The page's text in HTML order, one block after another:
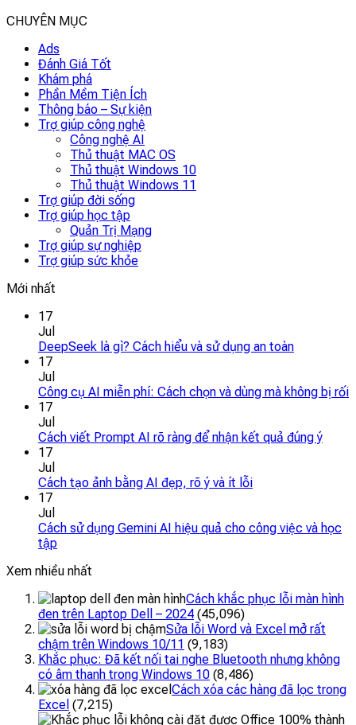
CHUYÊN MỤC
Ads
Đánh Giá Tốt
Khám phá
Phần Mềm Tiện Ích
Thông báo – Sự kiện
Trợ giúp công nghệ
Công nghệ AI
Thủ thuật MAC OS
Thủ thuật Windows 10
Thủ thuật Windows 11
Trợ giúp đời sống
Trợ giúp học tập
Quản Trị Mạng
Trợ giúp sự nghiệp
Trợ giúp sức khỏe
Mới nhất
17
Jul
DeepSeek là gì? Cách hiểu và sử dụng an toàn
17
Jul
Công cụ AI miễn phí: Cách chọn và dùng mà không bị rối
17
Jul
Cách viết Prompt AI rõ ràng để nhận kết quả đúng ý
17
Jul
Cách tạo ảnh bằng AI đẹp, rõ ý và ít lỗi
17
Jul
Cách sử dụng Gemini AI hiệu quả cho công việc và học
tập
Xem nhiều nhất
Cách khắc phục lỗi màn hình
đen trên Laptop Dell – 2024 (45,096)
Sửa lỗi Word và Excel mở rất
chậm trên Windows 10/11 (9,183)
Khắc phục: Đã kết nối tai nghe Bluetooth nhưng không
có âm thanh trong Windows 10 (8,486)
Cách xóa các hàng đã lọc trong
Excel (7,215)